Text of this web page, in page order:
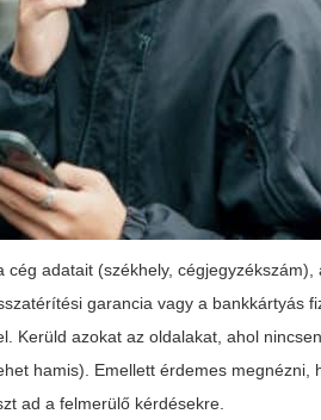
adatait (székhely,
garancia vagy a bankkártyás
Kerüld azokat az oldalakat, ahol
hamis). Emellett érdemes megnézni,
ad a felmerülő kérdésekre.